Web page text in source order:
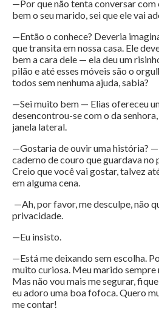
—Por que não tenta conversar com
bem o seu marido, sei que ele vai
—Então o conhece? Deveria
que transita em nossa casa. Ele
bem a cara dele — ela deu um
pilão e até esses móveis são o
todos sem nenhuma ajuda, sabia?
—Sei muito bem — Elias ofereceu
desencontrou-se com o da
janela lateral.
—Gostaria de ouvir uma história?
caderno de couro que guardava
Creio que você vai gostar, talvez
em alguma cena.
—Ah, por favor, me desculpe, não
privacidade.
—Eu insisto.
—Está me deixando sem escolha.
muito curiosa. Meu marido sempre
Mas não vou mais me segurar,
eu adoro uma boa fofoca. Quero
me contar!